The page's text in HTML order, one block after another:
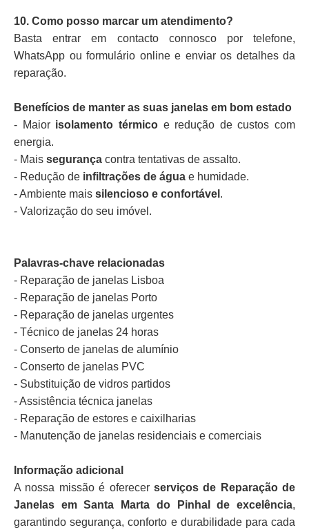
10. Como posso marcar um atendimento?
Basta entrar em contacto connosco por telefone,
WhatsApp ou formulário online e enviar os detalhes da
reparação.
Benefícios de manter as suas janelas em bom estado
- Maior isolamento térmicoe redução de custos com
energia.
- Mais segurança contra tentativas de assalto.
- Redução de infiltrações de água e humidade.
- Ambiente mais silencioso e confortável .
- Valorização do seu imóvel.
Palavras-chave relacionadas
- Reparação de janelas Lisboa
- Reparação de janelas Porto
- Reparação de janelas urgentes
- Técnico de janelas 24 horas
- Conserto de janelas de alumínio
- Conserto de janelas PVC
- Substituição de vidros partidos
- Assistência técnica janelas
- Reparação de estores e caixilharias
- Manutenção de janelas residenciais e comerciais
Informação adicional
A nossa missão é oferecer serviços de Reparação de
Janelas em Santa Marta do Pinhal de excelência,
garantindo segurança, conforto e durabilidade para cada